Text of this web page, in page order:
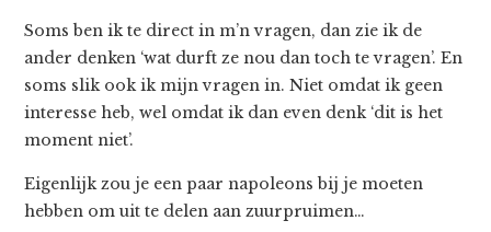
Soms ben ik te direct in m’n vragen, dan zie ik de
ander denken ‘wat durft ze nou dan toch te vragen’. En
soms slik ook ik mijn vragen in. Niet omdat ik geen
interesse heb, wel omdat ik dan even denk ‘dit is het
moment niet’.
Eigenlijk zou je een paar napoleons bij je moeten
hebben om uit te delen aan zuurpruimen…